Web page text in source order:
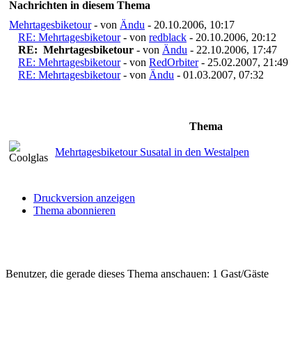
Nachrichten in diesem Thema
Mehrtagesbiketour - von Ändu - 20.10.2006, 10:17
RE: Mehrtagesbiketour - von redblack - 20.10.2006, 20:12
RE: Mehrtagesbiketour - von Ändu - 22.10.2006, 17:47
RE: Mehrtagesbiketour - von RedOrbiter- 25.02.2007, 21:49
RE: Mehrtagesbiketour - von Ändu - 01.03.2007, 07:32
Thema
Mehrtagesbiketour Susatal in den Westalpen
Druckversion anzeigen
Thema abonnieren
Benutzer, die gerade dieses Thema anschauen: 1 Gast/Gäste